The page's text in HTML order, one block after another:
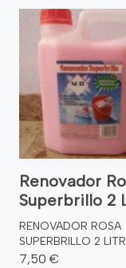
Renovador
Superbrillo 2
RENOVADOR ROSA
SUPERBRILLO 2
7,50 €